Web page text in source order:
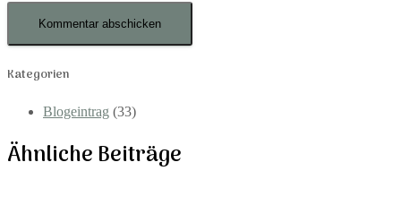
Kategorien
Blogeintrag (33)
Ähnliche Beiträge